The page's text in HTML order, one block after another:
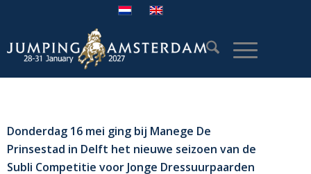
Donderdag 16 mei ging bij Manege De
Prinsestad in Delft het nieuwe seizoen van de
Subli Competitie voor Jonge Dressuurpaarden